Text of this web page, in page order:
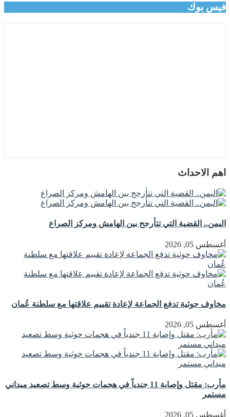
فيس بوك
اهم الاحداث
اليمن.. القضية التي تتأرجح بين الهامش ومركز الصراع
أغسطس 05, 2026
مخاوف حوثية تدفع الجماعة لإعادة تقييم علاقتها مع سلطنة عُمان
أغسطس 05, 2026
مأرب: مقتل وإصابة 11 جندياً في هجمات حوثية وسط تصعيد ميداني
مستمر
أغسطس 05, 2026